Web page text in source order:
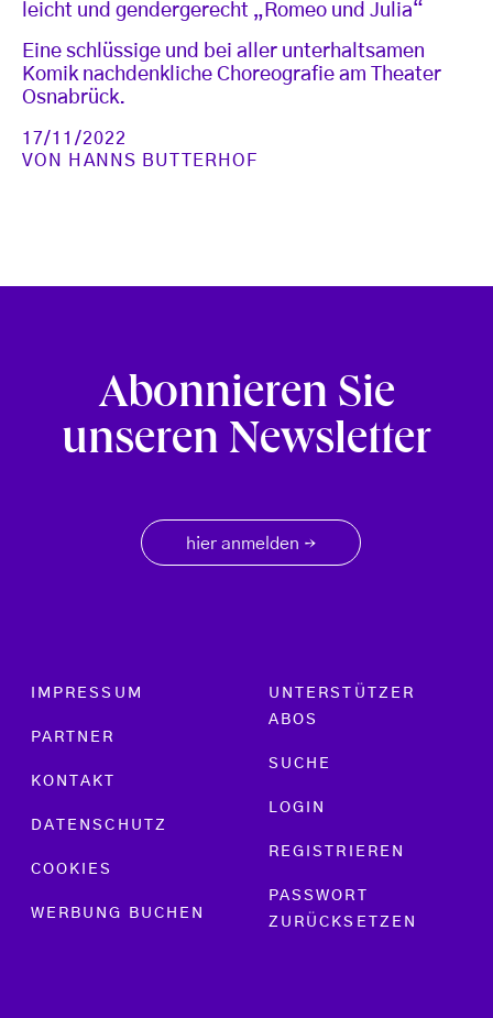
leicht und gendergerecht „Romeo und Julia“
Eine schlüssige und bei aller unterhaltsamen
Komik nachdenkliche Choreografie am Theater
Osnabrück.
17/11/2022
VON
HANNS BUTTERHOF
Abonnieren Sie
unseren Newsletter
hier anmelden →
Footer menu
IMPRESSUM
PARTNER
KONTAKT
DATENSCHUTZ
COOKIES
WERBUNG BUCHEN
UNTERSTÜTZER
ABOS
SUCHE
LOGIN
REGISTRIEREN
PASSWORT
ZURÜCKSETZEN